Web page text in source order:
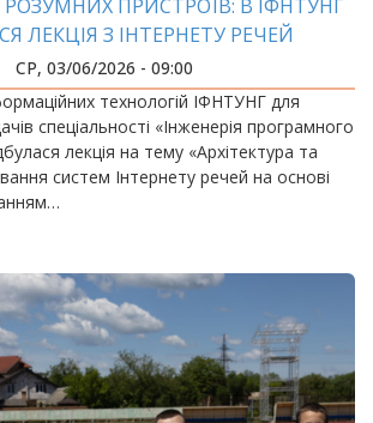
РОЗУМНИХ ПРИСТРОЇВ: В ІФНТУНГ
ЛЕКЦІЯ З ІНТЕРНЕТУ РЕЧЕЙ
СР, 03/06/2026 - 09:00
технологій ІФНТУНГ для
спеціальності «Інженерія програмного
лекція на тему «Архітектура та
систем Інтернету речей на основі